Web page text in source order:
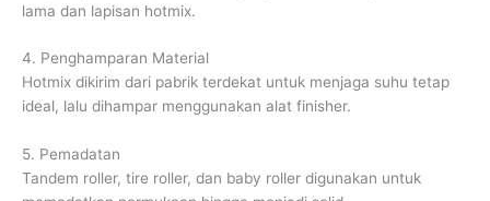
lama dan lapisan hotmix.
4. Penghamparan Material
Hotmix dikirim dari pabrik terdekat untuk menjaga suhu tetap
ideal, lalu dihampar menggunakan alat finisher.
5. Pemadatan
Tandem roller, tire roller, dan baby roller digunakan untuk